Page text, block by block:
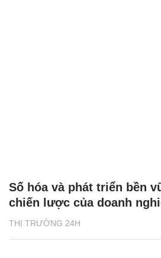
THỊ TRƯỜNG 24H
Số hóa và phát triển bền
chiến lược của doanh